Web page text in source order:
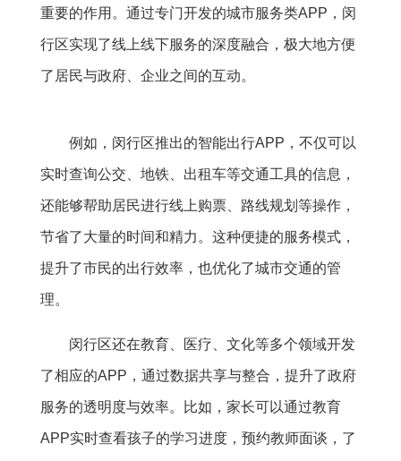
重要的作用。通过专门开发的城市服务类APP，闵
行区实现了线上线下服务的深度融合，极大地方便
了居民与政府、企业之间的互动。
例如，闵行区推出的智能出行APP，不仅可以
实时查询公交、地铁、出租车等交通工具的信息，
还能够帮助居民进行线上购票、路线规划等操作，
节省了大量的时间和精力。这种便捷的服务模式，
提升了市民的出行效率，也优化了城市交通的管
理。
闵行区还在教育、医疗、文化等多个领域开发
了相应的APP，通过数据共享与整合，提升了政府
服务的透明度与效率。比如，家长可以通过教育
APP实时查看孩子的学习进度，预约教师面谈，了